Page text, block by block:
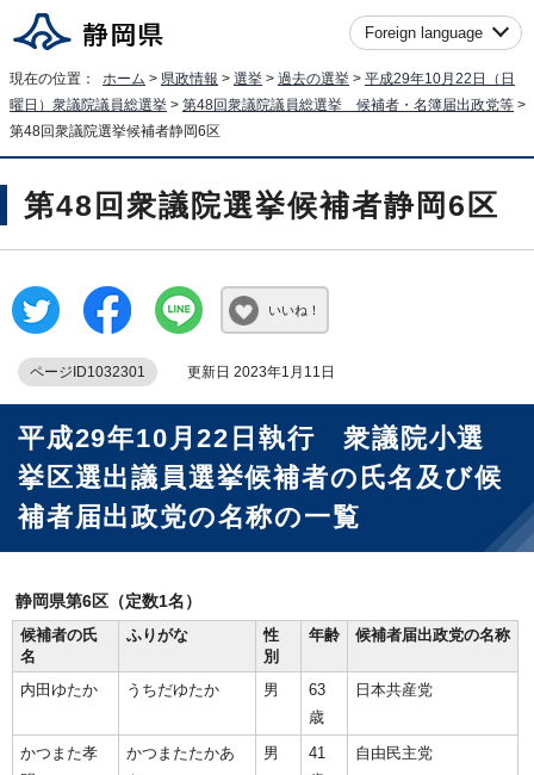
Foreign language
現在の位置： ホーム > 県政情報 > 選挙 > 過去の選挙 > 平成29年10月22日（日
曜日）衆議院議員総選挙 > 第48回衆議院議員総選挙 候補者・名簿届出政党等 >
第48回衆議院選挙候補者静岡6区
第48回衆議院選挙候補者静岡6区
いいね！
ページID1032301 更新日 2023年1月11日
平成29年10月22日執行 衆議院小選
挙区選出議員選挙候補者の氏名及び候
補者届出政党の名称の一覧
静岡県第6区（定数1名）
候補者の氏
名
ふりがな
性
別
年齢 候補者届出政党の名称
内田ゆたか うちだゆたか 男
63
歳
日本共産党
かつまた孝
かつまたたかあ
男
41
自由民主党